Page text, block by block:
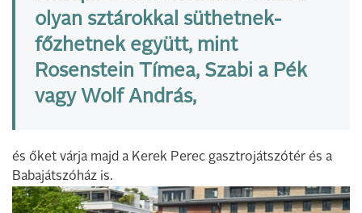
olyan sztárokkal süthetnek-
főzhetnek együtt, mint
Rosenstein Tímea, Szabi a Pék
vagy Wolf András,
és őket várja majd a Kerek Perec gasztrojátszótér és a
Babajátszóház is.